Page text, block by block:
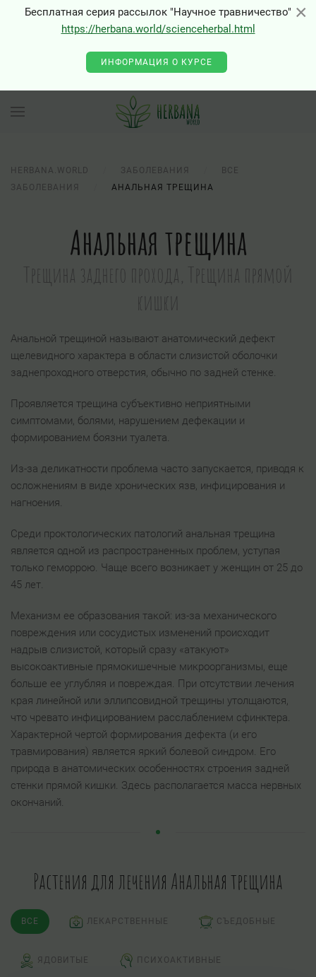
×
Бесплатная серия рассылок "Научное травничество"
https://herbana.world/scienceherbal.html
ИНФОРМАЦИЯ О КУРСЕ
HERBANA.WORLD ЗАБОЛЕВАНИЯ
ВСЕ
ЗАБОЛЕВАНИЯ
АНАЛЬНАЯ ТРЕЩИНА
Анальная трещина
Трещина заднего прохода, Трещина прямой
кишки
Анальной трещиной называют анатомический дефект
щелевидного характера в области слизистой оболочки
заднепроходного отверстия, обычно по задней стенке.
Проявляется трещина субъективно неприятными
симптомами, болями, нарушением дефекации и
формированием боязни туалета.
Из-за деликатности проблема часто запускается, приводя к
осложнениям в виде хронических язв, инфицирования и
нагноения.
Среди проктологических патологий анальная трещина
является одной из распространенных проблем, уступая
только геморрою. Чаще всего возникает у женщин от 25 до
45 лет.
Механизм ее образования такой: из-за механического
повреждения или сосудистых изменений происходит
надрыв слизистой, который сразу «атакуют»
высокоактивные прямокишечные микроорганизмы, еще
больше ее углубляя и повреждая. При отсутствии лечения
края линейной или эллипсовидной трещины утолщаются,
что чревато инфицированием расслаблением сфинктера.
Характерной чертой формирования дефекта (и его
травмирования) является яркий болевой синдром. Его
природа в анатомических особенностях строения задней
стенки прямой кишки. Здесь располагается масса нервных
окончаний.
Растения для лечения Анальная трещина
ВСЕ ЛЕКАРСТВЕННЫЕ СЪЕДОБНЫЕ
ЯДОВИТЫЕ ПСИХОАКТИВНЫЕ
×